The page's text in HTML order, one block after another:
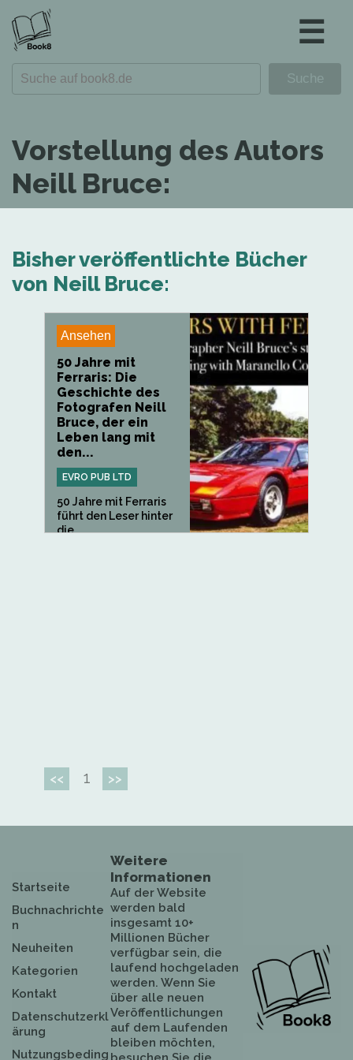
☰
Vorstellung des Autors
Neill Bruce:
Bisher veröffentlichte Bücher
von Neill Bruce:
Ansehen
50 Jahre mit
Ferraris: Die
Geschichte des
Fotografen Neill
Bruce, der ein
Leben lang mit
den...
EVRO PUB LTD
50 Jahre mit Ferraris
führt den Leser hinter
die...
<< 1 >>
Startseite
Buchnachrichte
n
Neuheiten
Kategorien
Kontakt
Datenschutzerkl
ärung
Nutzungsbeding
Weitere
Informationen
Auf der Website
werden bald
insgesamt 10+
Millionen Bücher
verfügbar sein, die
laufend hochgeladen
werden. Wenn Sie
über alle neuen
Veröffentlichungen
auf dem Laufenden
bleiben möchten,